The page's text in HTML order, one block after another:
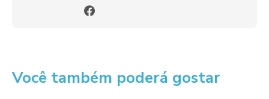
Você também poderá gostar